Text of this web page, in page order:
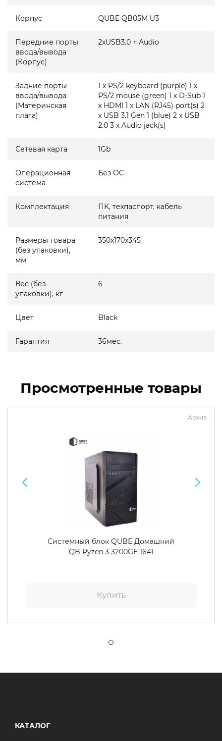
Корпус QUBE QB05M U3
Передние порты
ввода/вывода
(Корпус)
2xUSB3.0 + Audio
Задние порты
ввода/вывода
(Материнская
плата)
1 x PS/2 keyboard (purple) 1 x
PS/2 mouse (green) 1 x D-Sub 1
x HDMI 1 x LAN (RJ45) port(s) 2
x USB 3.1 Gen 1 (blue) 2 x USB
2.0 3 x Audio jack(s)
Сетевая карта 1Gb
Операционная
система
Без ОС
Комплектация
ПК, техпаспорт, кабель
питания
Размеры товара
(без упаковки),
мм
350x170x345
Вес (без
упаковки), кг
6
Цвет Black
Гарантия 36мес.
Просмотренные товары
Архив
Системный блок QUBE Домашний
QB Ryzen 3 3200GE 1641
Купить
КАТАЛОГ